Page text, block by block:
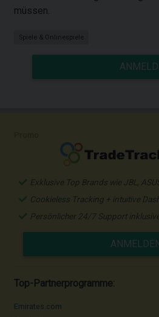
müssen.
Spiele & Onlinespiele
Exklusive Top Brands wie JBL,
Cookieless Tracking + intuitive
Persönlicher 24/7 Support
Top-Partnerprogramme:
Emirates.com